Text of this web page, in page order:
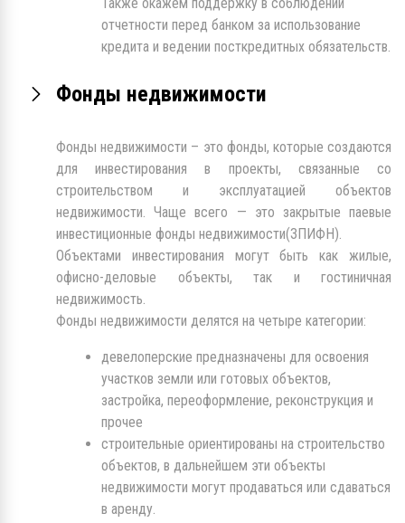
отчетности перед банком за использование
кредита и ведении посткредитных обязательств.
Фонды недвижимости
Фонды недвижимости – это фонды, которые создаются
для инвестирования в проекты, связанные со
строительством и эксплуатацией объектов
недвижимости. Чаще всего — это закрытые паевые
инвестиционные фонды недвижимости(ЗПИФН).
Объектами инвестирования могут быть как жилые,
офисно-деловые объекты, так и гостиничная
недвижимость.
Фонды недвижимости делятся на четыре категории:
девелоперские предназначены для освоения
участков земли или готовых объектов,
застройка, переоформление, реконструкция и
прочее
строительные ориентированы на строительство
объектов, в дальнейшем эти объекты
недвижимости могут продаваться или сдаваться
в аренду.